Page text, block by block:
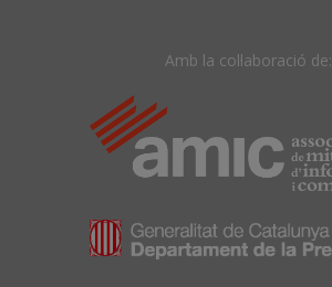
Amb la col·laboració de: